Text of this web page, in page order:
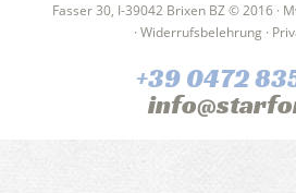
Fasser 30, I-39042 Brixen BZ © 2016 ·
· Widerrufsbelehrung ·
+39 0472